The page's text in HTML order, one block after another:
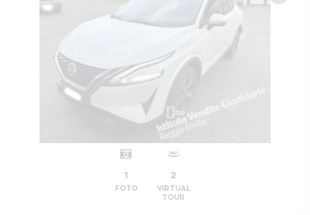
1
FOTO
2
VIRTUAL
TOUR